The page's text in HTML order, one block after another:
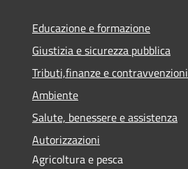
Educazione e formazione
Giustizia e sicurezza pubblica
Tributi,finanze e contravvenzioni
Ambiente
Salute, benessere e assistenza
Autorizzazioni
Agricoltura e pesca